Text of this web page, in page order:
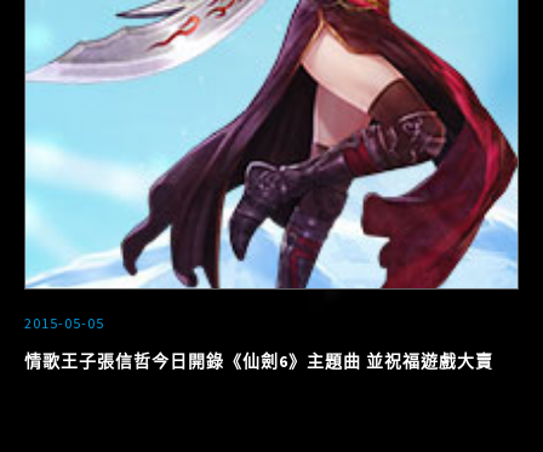
2015-05-05
情歌王子張信哲今日開錄《仙劍6》主題曲 並祝福遊戲大賣